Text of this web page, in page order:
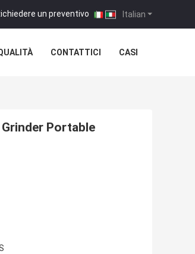
Italian
un preventivo |
CONTATTICI CASI
Portable